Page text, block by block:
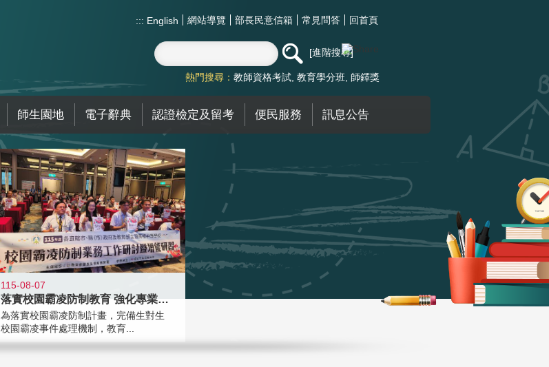
::: English 網站導覽 部長民意信箱 常見問答 回首頁
進階搜尋
熱門搜尋： 教師資格考試 教育學分班 師鐸獎
師生園地 電子辭典 認證檢定及留考 便民服務 訊息公告
115-08-07
落實校園霸凌防制教育 強化專業知能
為落實校園霸凌防制計畫，完備生對生
校園霸凌事件處理機制，教育...